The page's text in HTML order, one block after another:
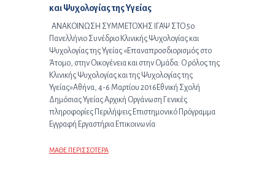
και Ψυχολογίας της Υγείας
ΑΝΑΚΟΙΝΩΣΗ ΣΥΜΜΕΤΟΧΗΣ ΙΓΑΨ ΣΤΟ 5o
Πανελλήνιο Συνέδριο Κλινικής Ψυχολογίας και
Ψυχολογίας της Υγείας «Επαναπροσδιορισμός στο
Άτομο, στην Οικογένεια και στην Ομάδα: Ο ρόλος της
Κλινικής Ψυχολογίας και της Ψυχολογίας της
Υγείας»Αθήνα, 4-6 Μαρτίου 2016Εθνική Σχολή
Δημόσιας Υγείας Αρχική Οργάνωση Γενικές
πληροφορίες Περιλήψεις Επιστημονικό Πρόγραμμα
Εγγραφή Εργαστήρια Επικοινωνία
ΜΑΘΕ ΠΕΡΙΣΣΟΤΕΡΑ